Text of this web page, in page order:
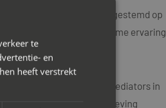
die zijn afgestemd op
kwesties en hebben ruime ervaring
contact op met Mayet Mediators in
harmonieuze werkomgeving
te
en
heeft verstrekt